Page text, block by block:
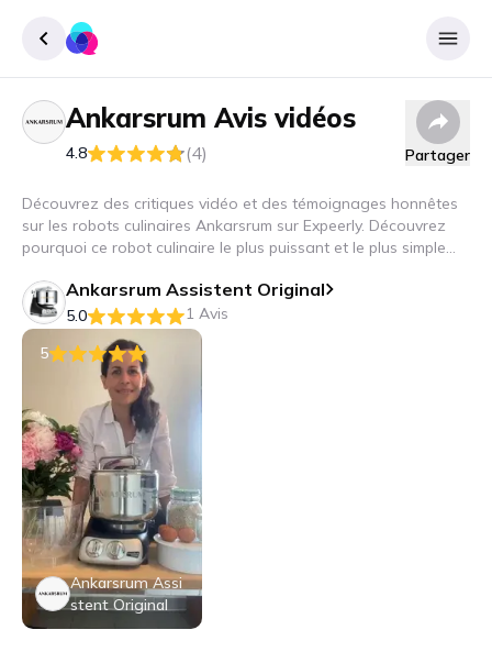
Enregister
Se connecter
Ankarsrum Avis vidéos
4.8 (4) Partager
Découvrez des critiques vidéo et des témoignages honnêtes
sur les robots culinaires Ankarsrum sur Expeerly. Découvrez
pourquoi ce robot culinaire le plus puissant et le plus simple
Ankarsrum Assistent Original
5.0
1 Avis
5
Ankarsrum Assi
stent Original